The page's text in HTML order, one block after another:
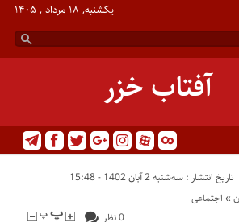
یکشنبه, ۱۸ مرداد , ۱۴۰۵
آفتاب خزر
تاریخ انتشار : سه‌شنبه 2 آبان 1402 - 15:48
اجتماعی «